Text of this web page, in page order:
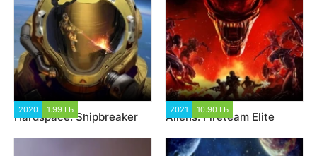
2020 1.99 ГБ
Hardspace: Shipbreaker
2021 10.90 ГБ
Aliens: Fireteam Elite